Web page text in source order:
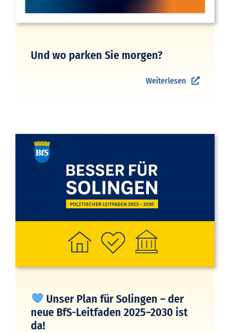
Und wo parken Sie morgen?
Weiterlesen
Unser Plan für Solingen – der
neue BfS-Leitfaden 2025–2030 ist
da!